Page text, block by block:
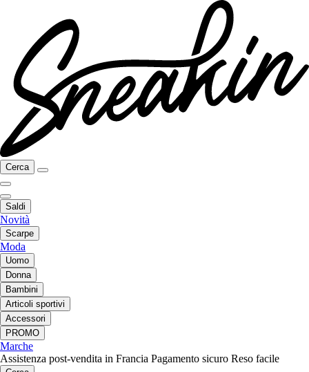
Cerca
Saldi
Novità
Scarpe
Moda
Uomo
Donna
Bambini
Articoli sportivi
Accessori
PROMO
Marche
Assistenza post-vendita in Francia Pagamento sicuro Reso facile